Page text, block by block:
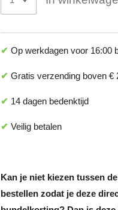
✔ Op werkdagen voor 16:00
✔ Gratis verzending boven €
✔ 14 dagen bedenktijd
✔ Veilig betalen
Kan je niet kiezen tussen
bestellen zodat je deze